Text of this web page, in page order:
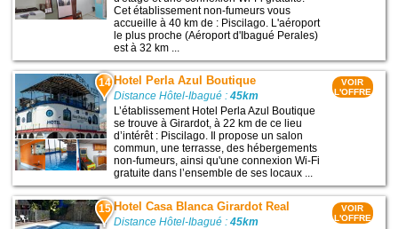
Cet établissement non-fumeurs vous
accueille à 40 km de : Piscilago. L'aéroport
le plus proche (Aéroport d'Ibagué Perales)
est à 32 km ...
14 Hotel Perla Azul Boutique
Distance Hôtel-Ibagué :45km
L’établissement Hotel Perla Azul Boutique
se trouve à Girardot, à 22 km de ce lieu
d’intérêt : Piscilago. Il propose un salon
commun, une terrasse, des hébergements
non-fumeurs, ainsi qu'une connexion Wi-Fi
gratuite dans l’ensemble de ses locaux ...
VOIR
L'OFFRE
15 Hotel Casa Blanca Girardot Real
Distance Hôtel-Ibagué :45km
VOIR
L'OFFRE